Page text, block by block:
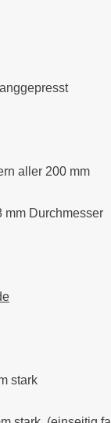
aller 200 mm
mm Durchmesser
stark